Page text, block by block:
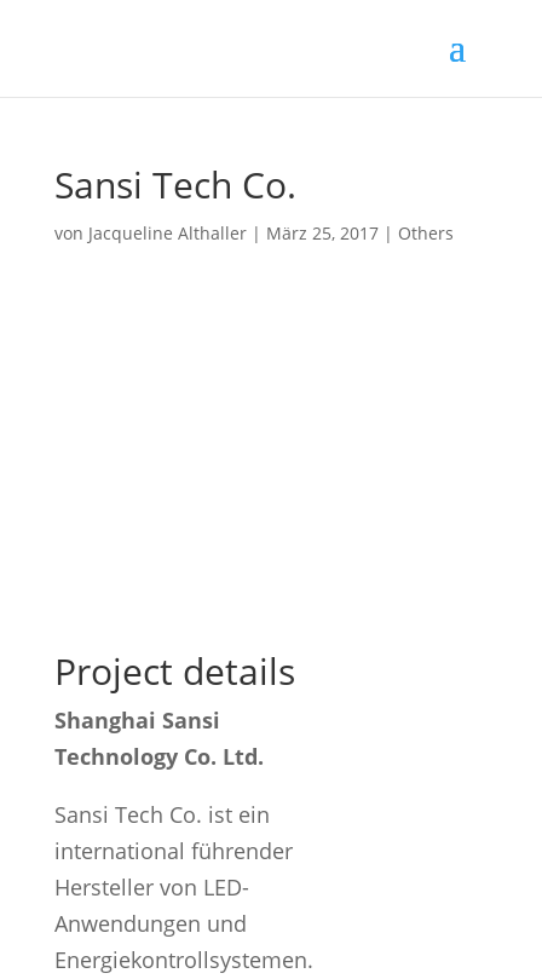
Sansi Tech Co.
von Jacqueline Althaller| März 25, 2017| Others
Project details
Shanghai Sansi
Technology Co. Ltd.
Sansi Tech Co. ist ein
international führender
Hersteller von LED-
Anwendungen und
Energiekontrollsystemen.